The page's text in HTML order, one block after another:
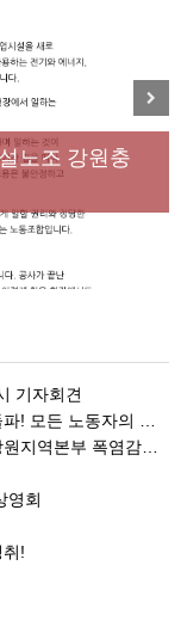
책임져라 : 청
과 재발방지
노조 강원충
Next
기자회견
취! 민주노총 7.15 총파업대회
염감시단 선포 기자회견
영회
!